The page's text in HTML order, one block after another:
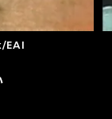
EAI
紀視覺